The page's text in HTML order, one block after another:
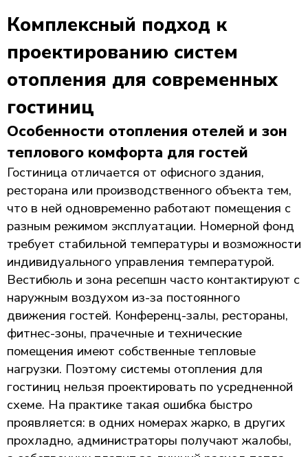
Комплексный подход к
проектированию систем
отопления для современных
гостиниц
Особенности отопления отелей и зон
теплового комфорта для гостей
Гостиница отличается от офисного здания,
ресторана или производственного объекта тем,
что в ней одновременно работают помещения с
разным режимом эксплуатации. Номерной фонд
требует стабильной температуры и возможности
индивидуального управления температурой.
Вестибюль и зона ресепшн часто контактируют с
наружным воздухом из-за постоянного
движения гостей. Конференц-залы, рестораны,
фитнес-зоны, прачечные и технические
помещения имеют собственные тепловые
нагрузки. Поэтому системы отопления для
гостиниц нельзя проектировать по усредненной
схеме. На практике такая ошибка быстро
проявляется: в одних номерах жарко, в других
прохладно, администраторы получают жалобы,